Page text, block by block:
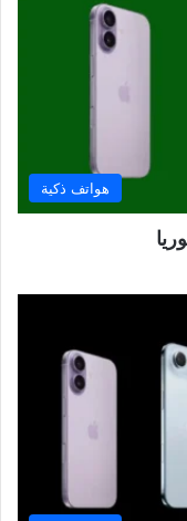
هواتف ذكية